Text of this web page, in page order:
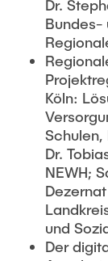
Dr.
Bundes-
Köln:
Dr.
NEWH;
und
Der